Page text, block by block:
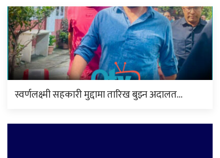
स्वर्णलक्ष्मी सहकारी मुद्दामा तारिख बुझ्न अदालत…